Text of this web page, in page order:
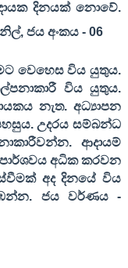
දිනයක් නොවේ.
නිල්, ජය අංකය -06
වෙහෙස විය යුතුය.
විය යුතුය.
නැත. අධ්‍යාපන
උදරය සම්බන්ධ
ආදායම්
පාර්ශවය අධික කරවන
අද දිනයේ විය
. ජය වර්ණය-